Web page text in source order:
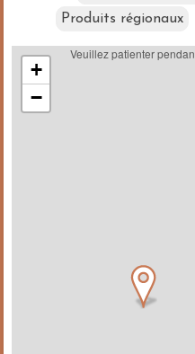
Produits régionaux